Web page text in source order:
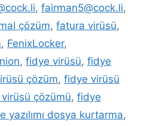
, fairman5@cock.li,
çözüm, fatura virüsü,
, FenixLocker,
, fidye virüsü, fidye
çözüm, fidye virüsü
çözümü, fidye
yazılımı dosya kurtarma,